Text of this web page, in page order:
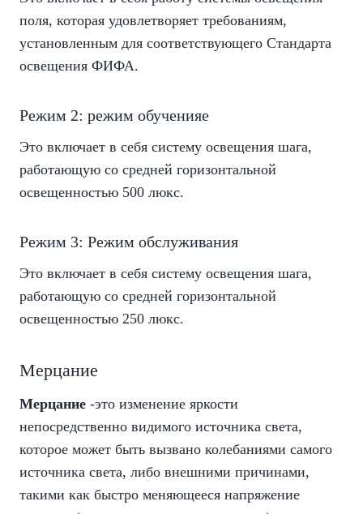
поля, которая удовлетворяет требованиям,
установленным для соответствующего Стандарта
освещения ФИФА.
Режим 2: режим обученияe
Это включает в себя систему освещения шага,
работающую со средней горизонтальной
освещенностью 500 люкс.
Режим 3: Режим обслуживания
Это включает в себя систему освещения шага,
работающую со средней горизонтальной
освещенностью 250 люкс.
Мерцание
Мерцание -это изменение яркости
непосредственно видимого источника света,
которое может быть вызвано колебаниями самого
источника света, либо внешними причинами,
такими как быстро меняющееся напряжение